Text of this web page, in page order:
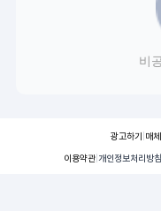
비
광고하기 매
이용약관 개인정보처리방침